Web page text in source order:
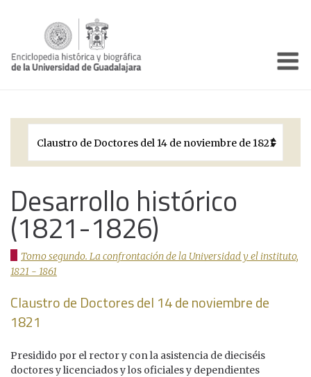
Períodos Históricos
Galería
Documentos institucionales
Desarrollo histórico
(1821-1826)
Tomo segundo. La confrontación de la Universidad y el instituto,
1821 - 1861
Claustro de Doctores del 14 de noviembre de
1821
Presidido por el rector y con la asistencia de dieciséis
doctores y licenciados y los oficiales y dependientes